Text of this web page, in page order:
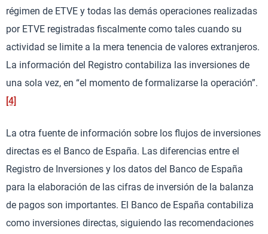
régimen de ETVE y todas las demás operaciones realizadas
por ETVE registradas fiscalmente como tales cuando su
actividad se limite a la mera tenencia de valores extranjeros.
La información del Registro contabiliza las inversiones de
una sola vez, en “el momento de formalizarse la operación”.
[4]
La otra fuente de información sobre los flujos de inversiones
directas es el Banco de España. Las diferencias entre el
Registro de Inversiones y los datos del Banco de España
para la elaboración de las cifras de inversión de la balanza
de pagos son importantes. El Banco de España contabiliza
como inversiones directas, siguiendo las recomendaciones